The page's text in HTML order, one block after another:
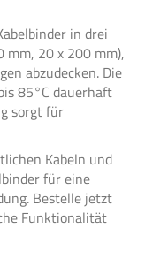
in drei
mm, 20 x 200 mm),
abzudecken. Die
85°C dauerhaft
sorgt für
Kabeln und
für eine
Bestelle jetzt
Funktionalität